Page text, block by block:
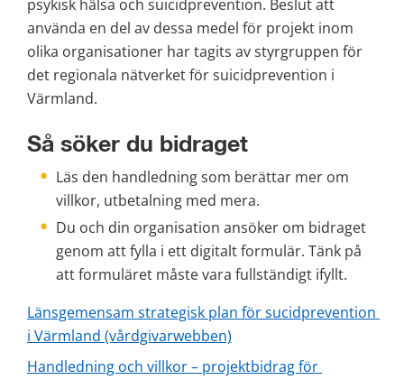
psykisk hälsa och suicidprevention. Beslut att
använda en del av dessa medel för projekt inom
olika organisationer har tagits av styrgruppen för
det regionala nätverket för suicidprevention i
Värmland.
Så söker du bidraget
Läs den handledning som berättar mer om
villkor, utbetalning med mera.
Du och din organisation ansöker om bidraget
genom att fylla i ett digitalt formulär. Tänk på
att formuläret måste vara fullständigt ifyllt.
Länsgemensam strategisk plan för sucidprevention
i Värmland (vårdgivarwebben)
Handledning och villkor – projektbidrag för